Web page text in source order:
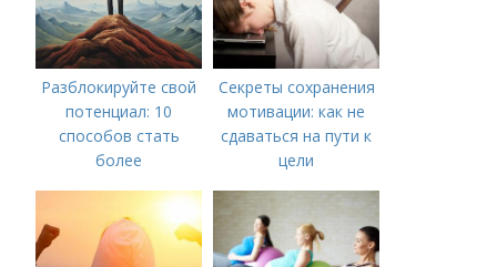
Разблокируйте свой
потенциал: 10
способов стать
более
Секреты сохранения
мотивации: как не
сдаваться на пути к
цели